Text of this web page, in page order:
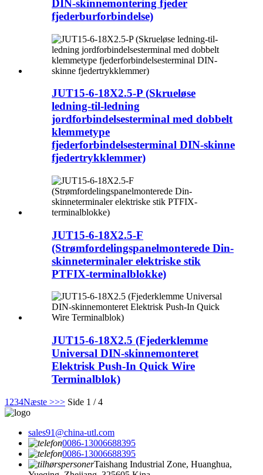
DIN-skinnemontering fjeder
fjederburforbindelse)
JUT15-6-18X2.5-P (Skrueløse
ledning-til-ledning
jordforbindelsesterminal med dobbelt
klemmetype
fjederforbindelsesterminal DIN-skinne
fjedertrykklemmer)
JUT15-6-18X2.5-F
(Strømfordelingspanelmonterede Din-
skinneterminaler elektriske stik
PTFIX-terminalblokke)
JUT15-6-18X2.5 (Fjederklemme
Universal DIN-skinnemonteret
Elektrisk Push-In Quick Wire
Terminalblok)
1 234Næste >>> Side 1 / 4
sales91@china-utl.com
0086-13006688395
0086-13006688395
Taishang Industrial Zone, Huanghua,